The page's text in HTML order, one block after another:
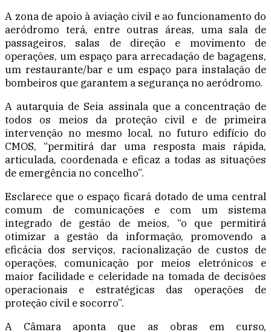
A zona de apoio à aviação civil e ao funcionamento do
aeródromo terá, entre outras áreas, uma sala de
passageiros, salas de direção e movimento de
operações, um espaço para arrecadação de bagagens,
um restaurante/bar e um espaço para instalação de
bombeiros que garantem a segurança no aeródromo.
A autarquia de Seia assinala que a concentração de
todos os meios da proteção civil e de primeira
intervenção no mesmo local, no futuro edifício do
CMOS, “permitirá dar uma resposta mais rápida,
articulada, coordenada e eficaz a todas as situações
de emergência no concelho”.
Esclarece que o espaço ficará dotado de uma central
comum de comunicações e com um sistema
integrado de gestão de meios, “o que permitirá
otimizar a gestão da informação, promovendo a
eficácia dos serviços, racionalização de custos de
operações, comunicação por meios eletrónicos e
maior facilidade e celeridade na tomada de decisões
operacionais e estratégicas das operações de
proteção civil e socorro”.
A Câmara aponta que as obras em curso,